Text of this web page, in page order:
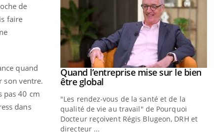
de
faire
quand
son ventre.
pas 40 cm
dans
Youtube
c'est votre
qui
Dans cet
Youtube
Quand l’entreprise mise sur le bien
être globalYoutube
"Les rendez-vous de la santé et de la
qualité de vie au travail" de Pourquoi
Docteur reçoivent Régis Blugeon, DRH et
directeur ...